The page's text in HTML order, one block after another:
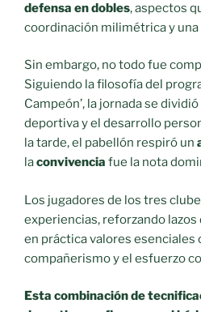
defensa en dobles, aspectos
coordinación milimétrica y
​Sin embargo, no todo fue
Siguiendo la filosofía del
Campeón’, la jornada se
deportiva y el desarrollo
la tarde, el pabellón respiró un
laconvivencia fue la nota
Los jugadores de los tres
experiencias, reforzando
en práctica valores esenciales
compañerismo y el esfuerzo
Esta combinación de